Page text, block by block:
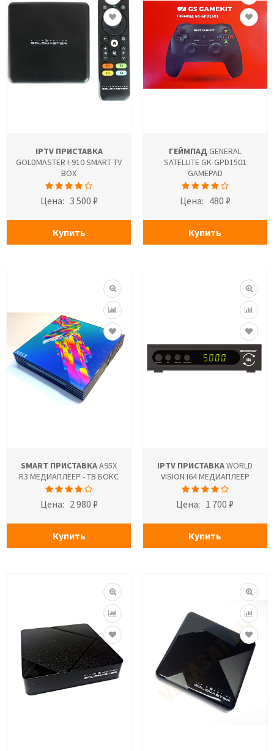
IPTV ПРИСТАВКА
GOLDMASTER I-910 SMART TV
BOX
Цена: 3 500 ₽
Купить
ГЕЙМПАД GENERAL
SATELLITE GK-GPD1501
GAMEPAD
Цена: 480 ₽
Купить
SMART ПРИСТАВКАA95X
R3 МЕДИАПЛЕЕР - ТВ БОКС
Цена: 2 980 ₽
Купить
IPTV ПРИСТАВКАWORLD
VISION I64 МЕДИАПЛЕЕР
Цена: 1 700 ₽
Купить